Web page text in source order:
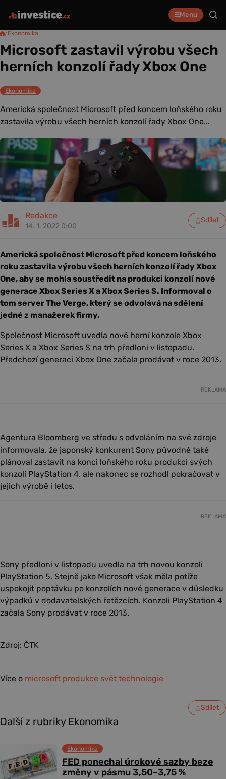
Menu
/Ekonomika
Microsoft zastavil výrobu všech
herních konzolí řady Xbox One
Ekonomika
Americká společnost Microsoft před koncem loňského roku
zastavila výrobu všech herních konzolí řady Xbox One...
Redakce
14. 1. 2022 0:00
Sdílet
Americká společnost Microsoft před koncem loňského
roku zastavila výrobu všech herních konzolí řady Xbox
One, aby se mohla soustředit na produkci konzolí nové
generace Xbox Series X a Xbox Series S. Informoval o
tom server The Verge, který se odvolává na sdělení
jedné z manažerek firmy.
Společnost Microsoft uvedla nové herní konzole Xbox
Series X a Xbox Series S na trh předloni v listopadu.
Předchozí generaci Xbox One začala prodávat v roce 2013.
REKLAMA
Agentura Bloomberg ve středu s odvoláním na své zdroje
informovala, že japonský konkurent Sony původně také
plánoval zastavit na konci loňského roku produkci svých
konzolí PlayStation 4, ale nakonec se rozhodl pokračovat v
jejich výrobě i letos.
REKLAMA
Sony předloni v listopadu uvedla na trh novou konzoli
PlayStation 5. Stejně jako Microsoft však měla potíže
uspokojit poptávku po konzolích nové generace v důsledku
výpadků v dodavatelských řetězcích. Konzoli PlayStation 4
začala Sony prodávat v roce 2013.
Zdroj: ČTK
Více o microsoft produkce svět technologie
Sdílet
Další z rubriky Ekonomika
FED ponechal úrokové sazby beze
změny v pásmu 3,50–3,75 %
Ekonomika